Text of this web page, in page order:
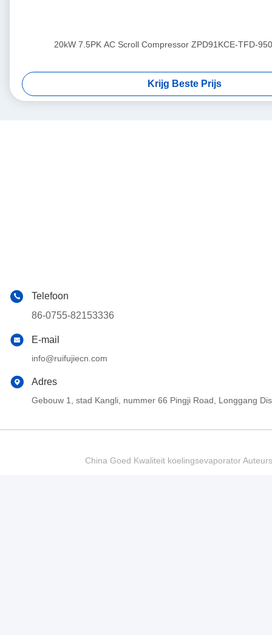
20kW 7.5PK AC Scroll Compressor ZPD91KCE-TFD-
Krijg Beste Prijs
Telefoon
86-0755-82153336
E-mail
info@ruifujiecn.com
Adres
Gebouw 1, stad Kangli, nummer 66 Pingji Road, Longgang
China Goed Kwaliteit koelingsevaporator